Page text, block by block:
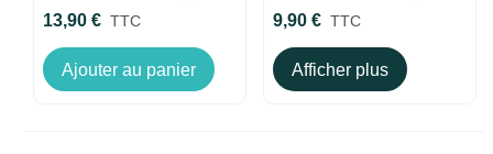
13,90 € TTC
Ajouter au panier
9,90 € TTC
Afficher plus